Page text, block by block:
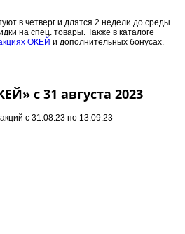
в четверг и длятся 2 недели до среды
на спец. товары. Также в каталоге
ОКЕЙ и дополнительных бонусах.
с 31 августа 2023
с 31.08.23 по 13.09.23